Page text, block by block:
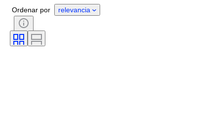
Estilo
Ordenar por relevancia